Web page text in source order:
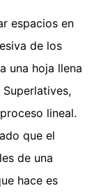
espacios en
de los
una hoja llena
lineal.
que el
de una
hace es